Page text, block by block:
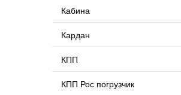
Кабина
Кардан
КПП
КПП Рос погрузчик